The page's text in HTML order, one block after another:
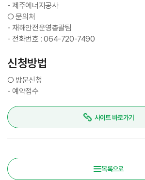
- 제주에너지공사
○ 문의처
- 재해안전운영총괄팀
- 전화번호 : 064-720-7490
신청방법
○ 방문신청
- 예약접수
사이트 바로가기
목록으로